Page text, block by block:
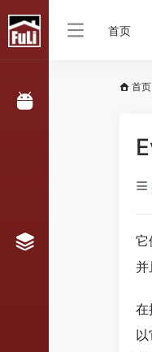
首页
首页
它
并
在